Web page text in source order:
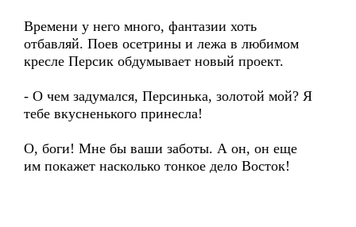
Времени у него много, фантазии хоть
отбавляй. Поев осетрины и лежа в любимом
кресле Персик обдумывает новый проект.
- О чем задумался, Персинька, золотой мой? Я
тебе вкусненького принесла!
О, боги! Мне бы ваши заботы. А он, он еще
им покажет насколько тонкое дело Восток!